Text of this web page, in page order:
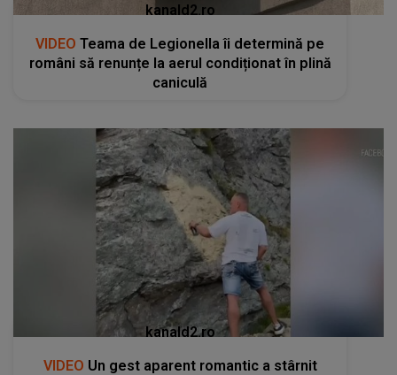
kanald2.ro
VIDEO Teama de Legionella îi determină pe
români să renunțe la aerul condiționat în plină
caniculă
kanald2.ro
VIDEO Un gest aparent romantic a stârnit